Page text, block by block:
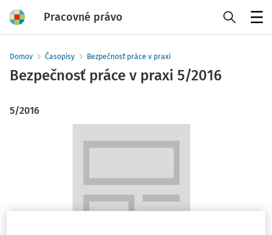
Pracovné právo
Domov Časopisy Bezpečnosť práce v praxi
Bezpečnosť práce v praxi 5/2016
5/2016